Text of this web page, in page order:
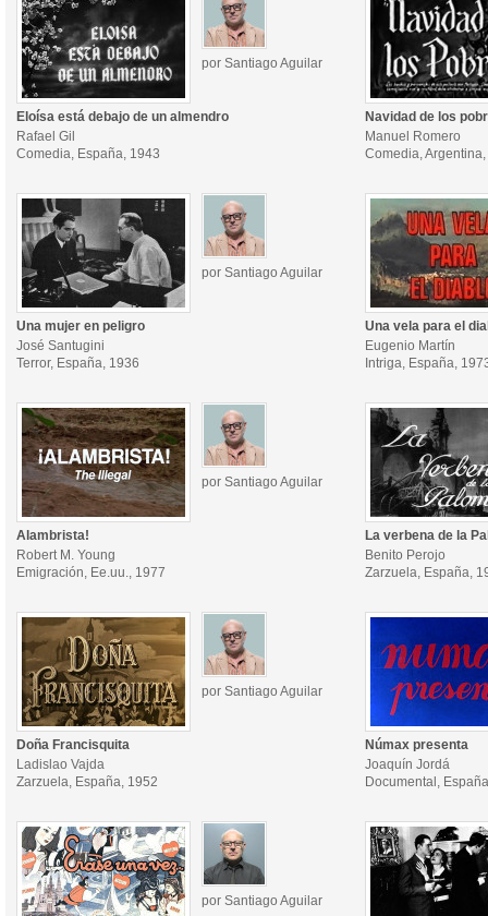
por Santiago Aguilar
Eloísa está debajo de un almendro
Rafael Gil
Comedia, España, 1943
Navidad de los
Manuel Romero
Comedia,
por Santiago Aguilar
Una mujer en peligro
José Santugini
Terror, España, 1936
Una vela para el
Eugenio Martín
Intriga, España,
por Santiago Aguilar
Alambrista!
Robert M. Young
Emigración, Ee.uu., 1977
La verbena de la
Benito Perojo
Zarzuela, España,
por Santiago Aguilar
Doña Francisquita
Ladislao Vajda
Zarzuela, España, 1952
Númax presenta
Joaquín Jordá
Documental,
por Santiago Aguilar